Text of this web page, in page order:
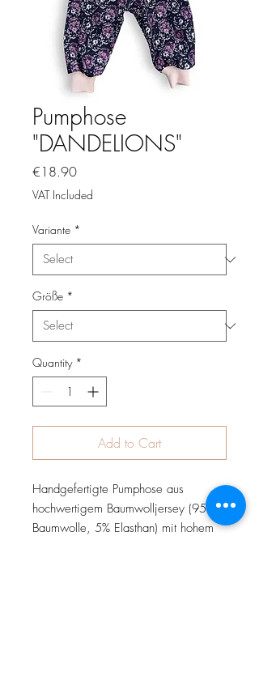
Pumphose
"DANDELIONS"
€18.90Price
VAT Included
Variante *
Größe *
Quantity *
Add to Cart
Handgefertigte Pumphose aus
hochwertigem Baumwolljersey (95%
Baumwolle, 5% Elasthan) mit hohem